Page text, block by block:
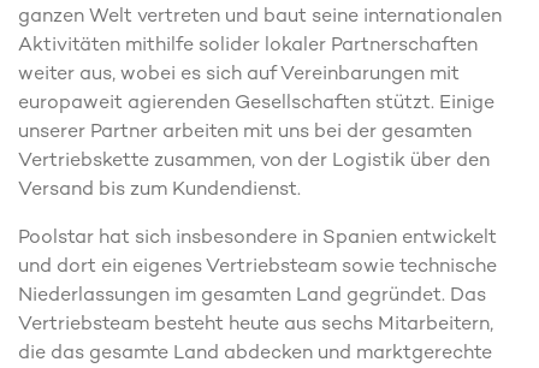
ganzen Welt vertreten und baut seine internationalen
Aktivitäten mithilfe solider lokaler Partnerschaften
weiter aus, wobei es sich auf Vereinbarungen mit
europaweit agierenden Gesellschaften stützt. Einige
unserer Partner arbeiten mit uns bei der gesamten
Vertriebskette zusammen, von der Logistik über den
Versand bis zum Kundendienst.
Poolstar hat sich insbesondere in Spanien entwickelt
und dort ein eigenes Vertriebsteam sowie technische
Niederlassungen im gesamten Land gegründet. Das
Vertriebsteam besteht heute aus sechs Mitarbeitern,
die das gesamte Land abdecken und marktgerechte